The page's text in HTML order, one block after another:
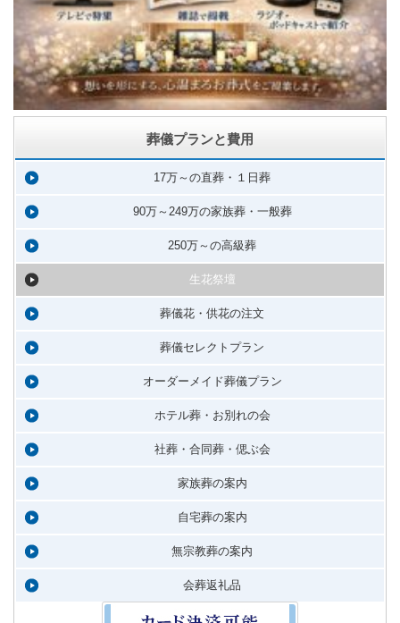
葬儀プランと費用
17万～の直葬・１日葬
90万～249万の家族葬・一般葬
250万～の高級葬
生花祭壇
葬儀花・供花の注文
葬儀セレクトプラン
オーダーメイド葬儀プラン
ホテル葬・お別れの会
社葬・合同葬・偲ぶ会
家族葬の案内
自宅葬の案内
無宗教葬の案内
会葬返礼品